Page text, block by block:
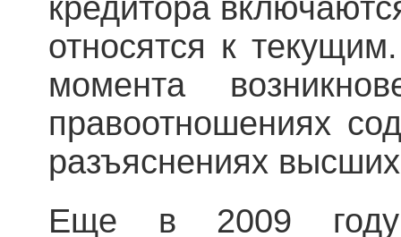
кредитора
относятся к
момента
правоотношениях
разъяснениях
Еще в 2009